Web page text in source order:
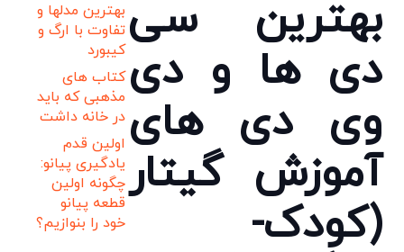
بهترین سی
دی ها و دی
وی دی های
آموزش گیتار
(کودک-
بهترین مدلها و
تفاوت با ارگ و
کیبورد
کتاب های
مذهبی که باید
در خانه داشت
اولین قدم
یادگیری پیانو:
چگونه اولین
قطعه پیانو
خود را بنوازیم؟